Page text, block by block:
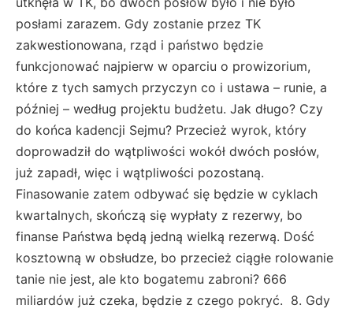
posłami zarazem. Gdy zostanie przez TK
zakwestionowana, rząd i państwo będzie
funkcjonować najpierw w oparciu o prowizorium,
które z tych samych przyczyn co i ustawa – runie, a
później – według projektu budżetu. Jak długo? Czy
do końca kadencji Sejmu? Przecież wyrok, który
doprowadził do wątpliwości wokół dwóch posłów,
już zapadł, więc i wątpliwości pozostaną.
Finasowanie zatem odbywać się będzie w cyklach
kwartalnych, skończą się wypłaty z rezerwy, bo
finanse Państwa będą jedną wielką rezerwą. Dość
kosztowną w obsłudze, bo przecież ciągłe rolowanie
tanie nie jest, ale kto bogatemu zabroni? 666
miliardów już czeka, będzie z czego pokryć. 8. Gdy